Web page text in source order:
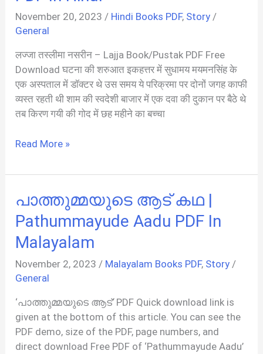
In
Marathi
November 20, 2023/ Hindi Books PDF, Story /
General
लज्जा तस्लीमा नसरीन – Lajja Book/Pustak PDF Free
Download घटना की शरुआत इकहत्तर में सुधामय मयमनसिंह के
एक अस्पताल में डॉक्टर थे उस समय ये परिक्रमा पर दोनों जगह काफी
व्यस्त रहती थी शाम की स्वदेशी बाजार में एक दवा की दुकान पर बैठे थे
तब किरण गयी की गोद में छह महीने का बच्चा
लज्जा:
नसरीन
Lajja
Novel
In
Hindi
Read More »
പാത്തുമ്മയുടെ ആട് കഥ |
Pathummayude Aadu PDF In
Malayalam
November 2, 2023 / Malayalam Books PDF, Story /
General
‘പാത്തുമ്മയുടെ ആട്’ PDF Quick download link is
given at the bottom of this article. You can see the
PDF demo, size of the PDF, page numbers, and
direct download Free PDF of ‘Pathummayude Aadu’